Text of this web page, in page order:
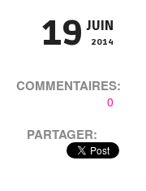
19 JUIN
2014
COMMENTAIRES:
0
PARTAGER: